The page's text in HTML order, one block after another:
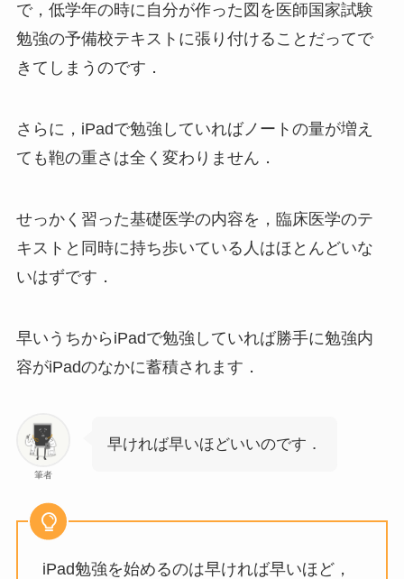
で，低学年の時に自分が作った図を医師国家試験
勉強の予備校テキストに張り付けることだってで
きてしまうのです．
さらに，iPadで勉強していればノートの量が増え
ても鞄の重さは全く変わりません．
せっかく習った基礎医学の内容を，臨床医学のテ
キストと同時に持ち歩いている人はほとんどいな
いはずです．
早いうちからiPadで勉強していれば勝手に勉強内
容がiPadのなかに蓄積されます．
筆者
早ければ早いほどいいのです．
iPad勉強を始めるのは早ければ早いほど，